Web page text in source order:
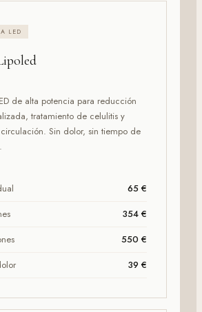
LED
de alta potencia para reducción
tratamiento de celulitis y
Sin dolor, sin tiempo de
65 €
354 €
550 €
39 €